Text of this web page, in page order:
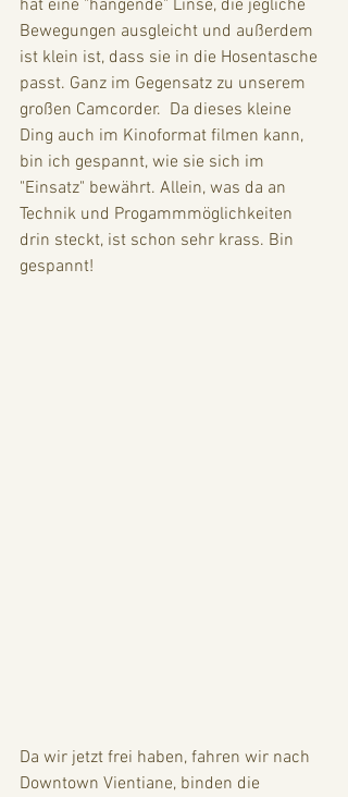
hat eine "hängende" Linse, die jegliche
Bewegungen ausgleicht und außerdem
ist klein ist, dass sie in die Hosentasche
passt. Ganz im Gegensatz zu unserem
großen Camcorder.  Da dieses kleine
Ding auch im Kinoformat filmen kann,
bin ich gespannt, wie sie sich im
"Einsatz" bewährt. Allein, was da an
Technik und Progammmöglichkeiten
drin steckt, ist schon sehr krass. Bin
gespannt!
Da wir jetzt frei haben, fahren wir nach
Downtown Vientiane, binden die